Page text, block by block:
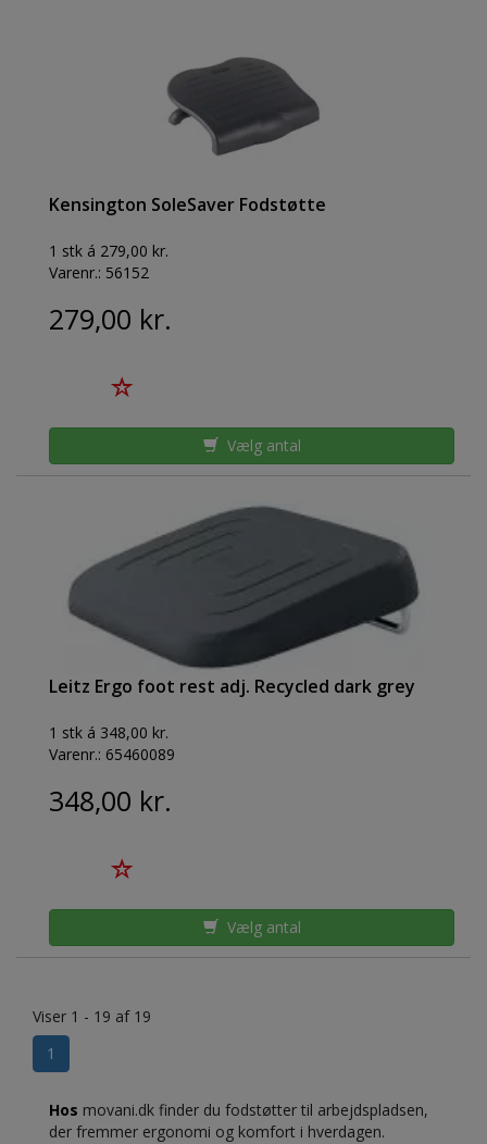
Kensington SoleSaver Fodstøtte
1 stk á 279,00 kr.
Varenr.: 56152
279,00 kr.
Vælg antal
Leitz Ergo foot rest adj. Recycled dark grey
1 stk á 348,00 kr.
Varenr.: 65460089
348,00 kr.
Vælg antal
Viser 1 - 19 af 19
1
Hos movani.dk finder du fodstøtter til arbejdspladsen,
der fremmer ergonomi og komfort i hverdagen.